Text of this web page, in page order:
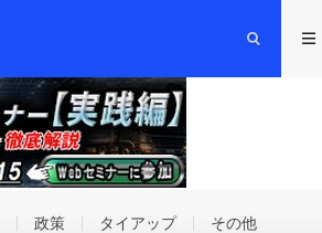
政策 タイアップ その他